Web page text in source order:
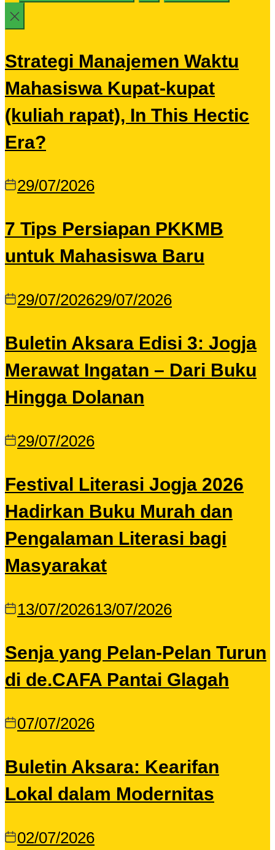
Strategi Manajemen Waktu
Mahasiswa Kupat-kupat
(kuliah rapat), In This Hectic
Era?
29/07/2026
7 Tips Persiapan PKKMB
untuk Mahasiswa Baru
29/07/202629/07/2026
Buletin Aksara Edisi 3: Jogja
Merawat Ingatan – Dari Buku
Hingga Dolanan
29/07/2026
Festival Literasi Jogja 2026
Hadirkan Buku Murah dan
Pengalaman Literasi bagi
Masyarakat
13/07/202613/07/2026
Senja yang Pelan-Pelan Turun
di de.CAFA Pantai Glagah
07/07/2026
Buletin Aksara: Kearifan
Lokal dalam Modernitas
02/07/2026